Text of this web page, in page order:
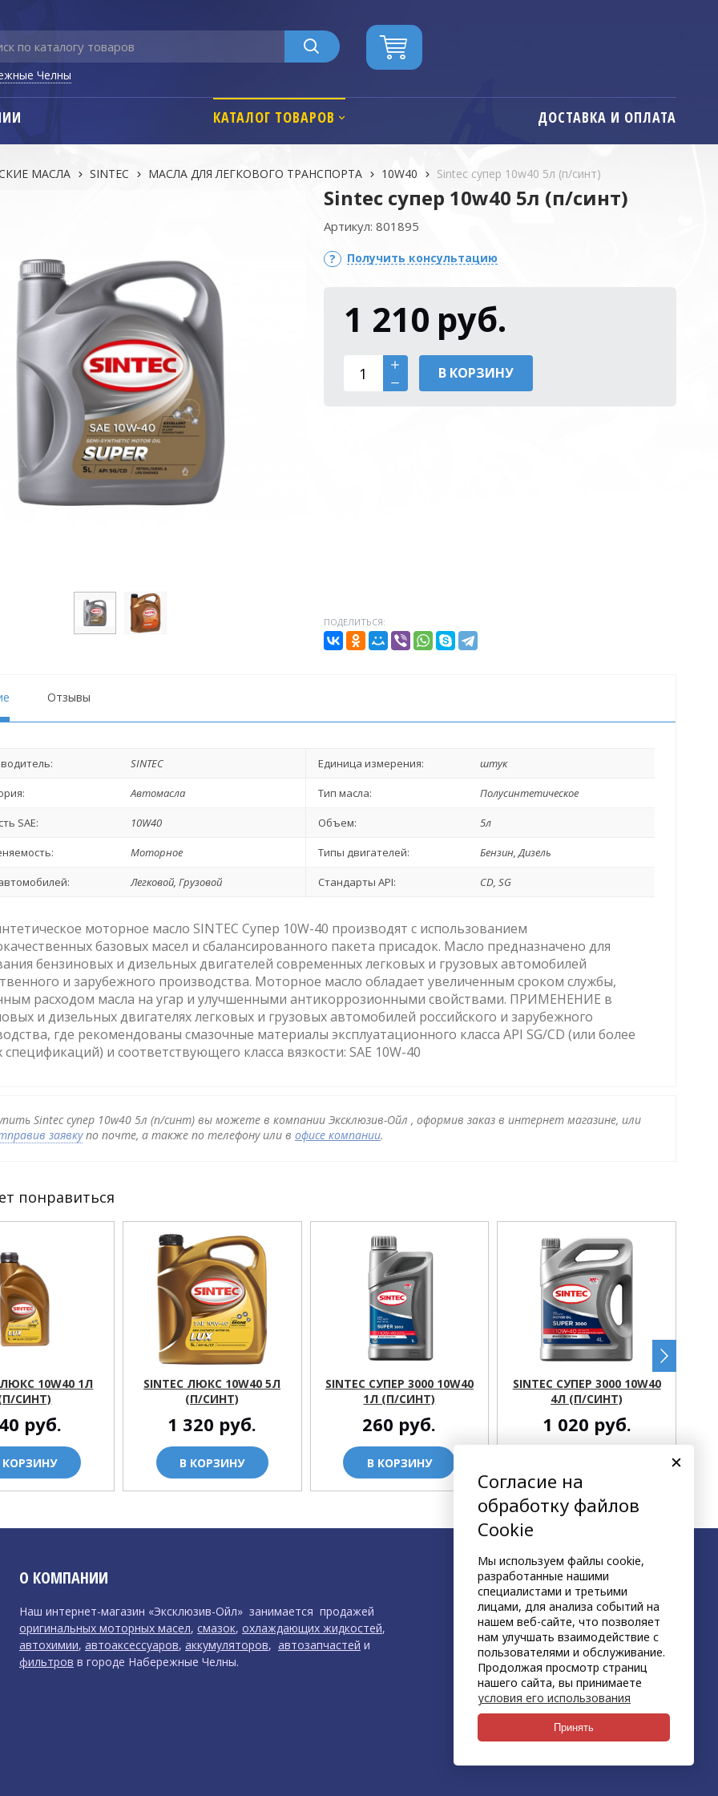
Челны
КАТАЛОГ ТОВАРОВ ДОСТАВКА И ОПЛАТА
МАСЛА SINTEC МАСЛА ДЛЯ ЛЕГКОВОГО ТРАНСПОРТА 10W40 Sintec супер 10w40 5л (п/синт)
Sintec супер 10w40 5л (п/синт)
Артикул: 801895
Получить консультацию
1 210 руб.
В КОРЗИНУ
ПОДЕЛИТЬСЯ:
Отзывы
SINTEC Единица измерения: штук
Автомасла Тип масла: Полусинтетическое
SAE: 10W40 Объем: 5л
Моторное Типы двигателей: Бензин, Дизель
Легковой, Грузовой Стандарты API: CD, SG
моторное масло SINTEC Супер 10W-40 производят с использованием
базовых масел и сбалансированного пакета присадок. Масло предназначено для
бензиновых и дизельных двигателей современных легковых и грузовых автомобилей
и зарубежного производства. Моторное масло обладает увеличенным сроком службы,
расходом масла на угар и улучшенными антикоррозионными свойствами. ПРИМЕНЕНИЕ в
и дизельных двигателях легковых и грузовых автомобилей российского и зарубежного
где рекомендованы смазочные материалы эксплуатационного класса API SG/CD (или более
спецификаций) и соответствующего класса вязкости: SAE 10W-40
Sintec супер 10w40 5л (п/синт) вы можете в компании Эксклюзив-Ойл , оформив заказ в интернет магазине, или
заявкупо почте, а также по телефону или в офисе компании.
понравиться
ЛЮКС 10W40 1Л
СИНТ)
руб.
КОРЗИНУ
SINTEC ЛЮКС 10W40 5Л
(П/СИНТ)
1 320 руб.
В КОРЗИНУ
SINTEC СУПЕР 3000 10W40
1Л (П/СИНТ)
260 руб.
В КОРЗИНУ
SINTEC СУПЕР 3000 10W40
4Л (П/СИНТ)
1 020 руб.
О КОМПАНИИ
Наш интернет-магазин «Эксклюзив-Ойл» занимается продажей
оригинальных моторных масел, смазок, охлаждающих жидкостей,
автохимии, автоаксессуаров, аккумуляторов, автозапчастей и
фильтров в городе Набережные Челны.
продвижение сайта
создан на платформеKORZILLA
Согласие на
обработку файлов
Cookie
Мы используем файлы cookie,
разработанные нашими
специалистами и третьими
лицами, для анализа событий на
нашем веб-сайте, что позволяет
нам улучшать взаимодействие с
пользователями и обслуживание.
Продолжая просмотр страниц
нашего сайта, вы принимаете
условия его использования
Принять